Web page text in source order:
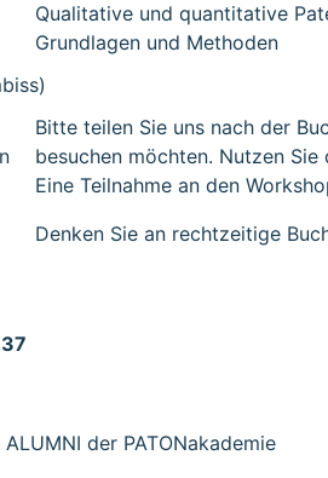
Qualitative und quantitative
Grundlagen und Methoden
Bitte teilen Sie uns nach der
besuchen möchten. Nutzen
Eine Teilnahme an den
Denken Sie an rechtzeitige
der PATONakademie